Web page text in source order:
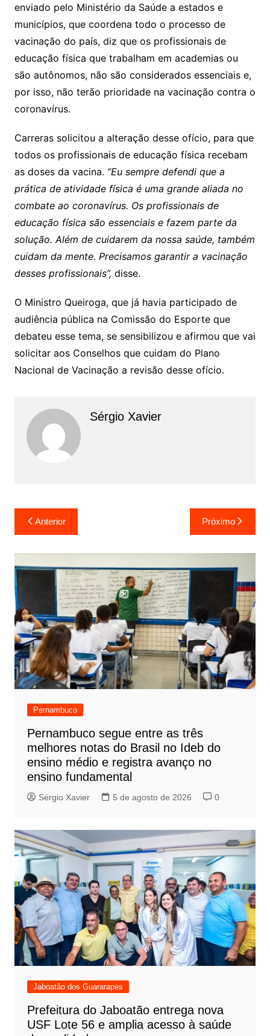
enviado pelo Ministério da Saúde a estados e
municípios, que coordena todo o processo de
vacinação do país, diz que os profissionais de
educação física que trabalham em academias ou
são autônomos, não são considerados essenciais e,
por isso, não terão prioridade na vacinação contra o
coronavírus.
Carreras solicitou a alteração desse ofício, para que
todos os profissionais de educação física recebam
as doses da vacina. “Eu sempre defendi que a
prática de atividade física é uma grande aliada no
combate ao coronavírus. Os profissionais de
educação física são essenciais e fazem parte da
solução. Além de cuidarem da nossa saúde, também
cuidam da mente. Precisamos garantir a vacinação
desses profissionais”, disse.
O Ministro Queiroga, que já havia participado de
audiência pública na Comissão do Esporte que
debateu esse tema, se sensibilizou e afirmou que vai
solicitar aos Conselhos que cuidam do Plano
Nacional de Vacinação a revisão desse ofício.
Sérgio Xavier
Anterior Próximo
Pernambuco
Pernambuco segue entre as três
melhores notas do Brasil no Ideb do
ensino médio e registra avanço no
ensino fundamental
Sérgio Xavier 5 de agosto de 2026 0
Jaboatão dos Guararapes
Prefeitura do Jaboatão entrega nova
USF Lote 56 e amplia acesso à saúde